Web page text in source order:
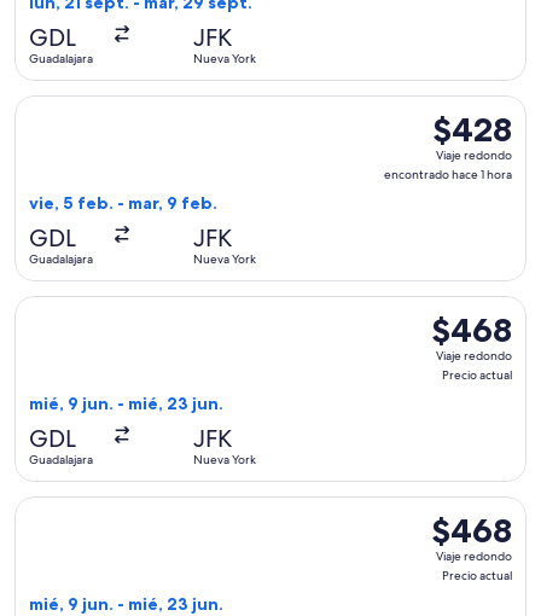
GDL
Guadalajara
JFK
Nueva York
$428
Viaje
redondo,
$428
Viaje redondo
encontrado hace 1 hora
vie, 5 feb. - mar, 9 feb.
GDL
Guadalajara
JFK
Nueva York
Seleccionar vuelo de Viva, con salida el vie, 5 feb. desde
$468
Viaje
redondo,
$468
Viaje redondo
Precio actual
mié, 9 jun. - mié, 23 jun.
GDL
Guadalajara
JFK
Nueva York
Seleccionar vuelo de Aeromexico, con salida el mié, 9 jun.
$468
Viaje
redondo,
$468
Viaje redondo
Precio actual
mié, 9 jun. - mié, 23 jun.
Seleccionar vuelo de Delta, con salida el mié, 9 jun. desde